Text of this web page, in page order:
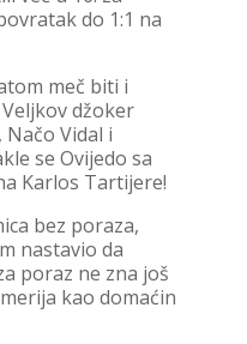
do 1:1 na
meč biti i
džoker
Načo Vidal i
se Ovijedo sa
Karlos Tartijere!
bez poraza,
nastavio da
poraz ne zna još
kao domaćin